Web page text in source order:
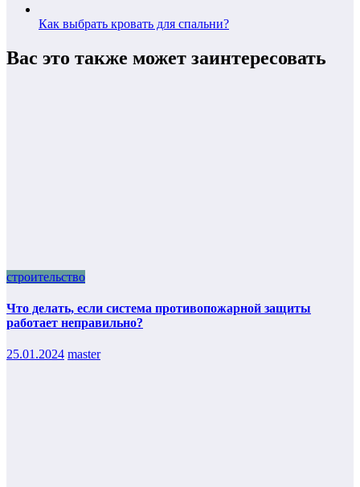
Как выбрать кровать для спальни?
Вас это также может заинтересовать
строительство
Что делать, если система противопожарной защиты
работает неправильно?
25.01.2024 master